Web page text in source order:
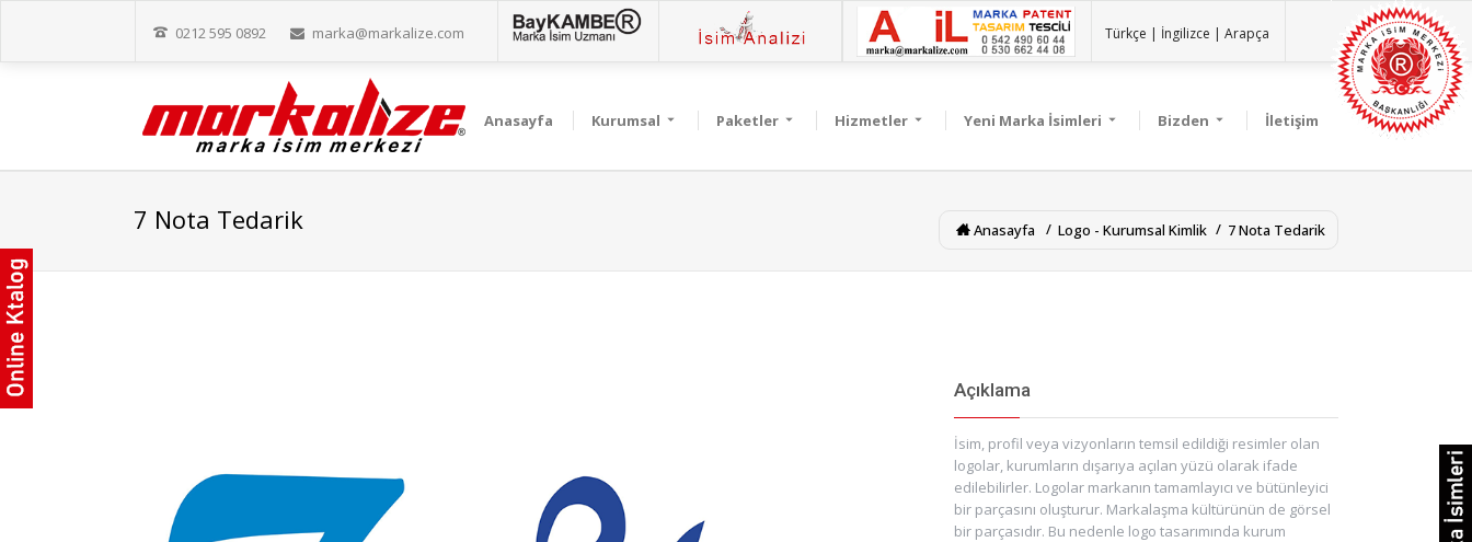
0212 595 0892 marka@markalize.com Türkçe | İngilizce | Arapça
Anasayfa Kurumsal Paketler Hizmetler Yeni Marka İsimleri Bizden İletişim
7 Nota Tedarik Anasayfa Logo - Kurumsal Kimlik 7 Nota Tedarik
Açıklama
İsim, profil veya vizyonların temsil edildiği resimler olan
logolar, kurumların dışarıya açılan yüzü olarak ifade
edilebilirler. Logolar markanın tamamlayıcı ve bütünleyici
bir parçasını oluşturur. Markalaşma kültürünün de görsel
bir parçasıdır. Bu nedenle logo tasarımında kurum